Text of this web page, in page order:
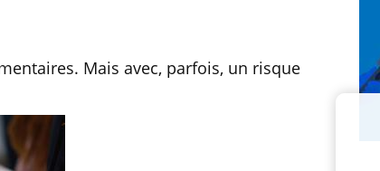
Mais avec, parfois, un risque